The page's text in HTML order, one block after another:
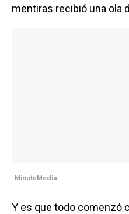
mentiras recibió una ola
MinuteMedia
Y es que todo comenzó